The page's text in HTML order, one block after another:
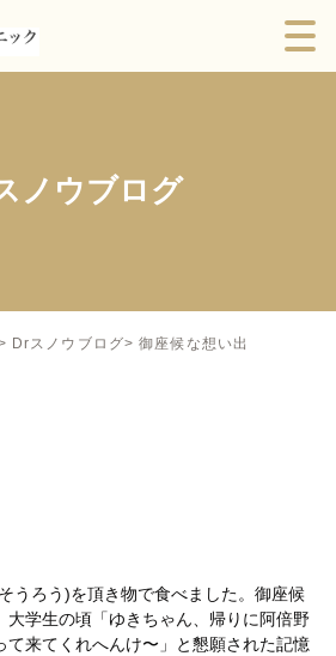
ノウブログ
Drスノウブログ 御座候な想い出
うろう)を頂き物で食べました。御座候
大学生の頃「ゆきちゃん、帰りに阿倍野
て来てくれへんけ〜」と懇願された記憶